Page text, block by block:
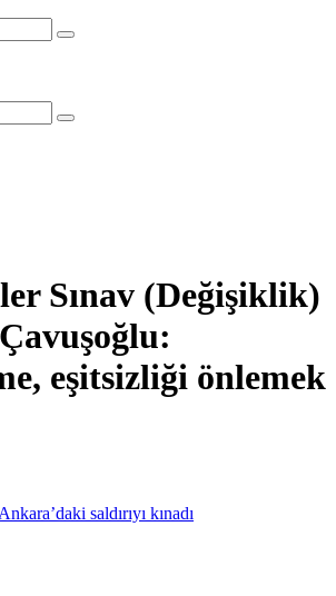
Sınav (Değişiklik)
eşitsizliği önlemek